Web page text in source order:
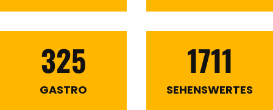
325
GASTRO
1711
SEHENSWERTES